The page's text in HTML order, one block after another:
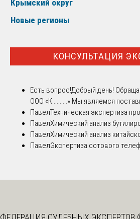
Крымский округ
Новые регионы
КОНСУЛЬТАЦИЯ
Есть вопрос!Добрый день!
ООО «К..........».Мы являемся
ПавелТехническая экспертиза
ПавелХимический анализ
ПавелХимический анализ
ПавелЭкспертиза сотового